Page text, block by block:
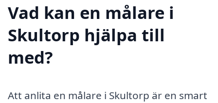
Vad kan en målare i
Skultorp hjälpa till
med?
Att anlita en målare i Skultorp är en smart